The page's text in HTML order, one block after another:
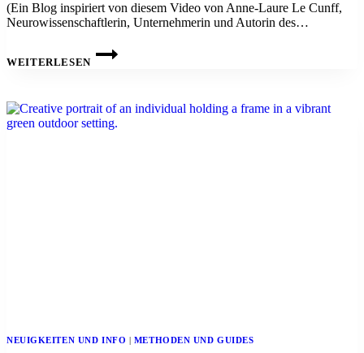
(Ein Blog inspiriert von diesem Video von Anne-Laure Le Cunff,
Neurowissenschaftlerin, Unternehmerin und Autorin des…
WEITERLESEN
TINY
EXPERIMENTS:
IMMER
WEITERHILFT
NEUIGKEITEN UND INFO | METHODEN UND GUIDES